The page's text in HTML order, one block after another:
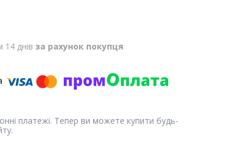
днів за рахунок покупця
платежі. Тепер ви можете купити будь-